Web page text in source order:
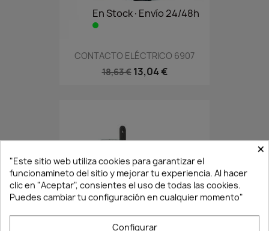
En Stock·Envío 24/48h
CONTACTO ELÉCTRICO 6907
18,63 € 13,04 €
En Stock·Envío 24/48h
×
"Este sitio web utiliza cookies para garantizar el
funcionamineto del sitio y mejorar tu experiencia. Al hacer
clic en "Aceptar", consientes el uso de todas las cookies.
Puedes cambiar tu configuración en cualquier momento"
Configurar